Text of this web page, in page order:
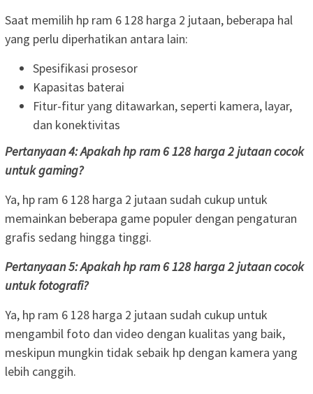
Saat memilih hp ram 6 128 harga 2 jutaan, beberapa hal
yang perlu diperhatikan antara lain:
Spesifikasi prosesor
Kapasitas baterai
Fitur-fitur yang ditawarkan, seperti kamera, layar,
dan konektivitas
Pertanyaan 4: Apakah hp ram 6 128 harga 2 jutaan cocok
untuk gaming?
Ya, hp ram 6 128 harga 2 jutaan sudah cukup untuk
memainkan beberapa game populer dengan pengaturan
grafis sedang hingga tinggi.
Pertanyaan 5: Apakah hp ram 6 128 harga 2 jutaan cocok
untuk fotografi?
Ya, hp ram 6 128 harga 2 jutaan sudah cukup untuk
mengambil foto dan video dengan kualitas yang baik,
meskipun mungkin tidak sebaik hp dengan kamera yang
lebih canggih.